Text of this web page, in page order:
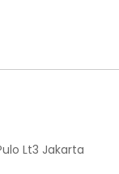
Lt3 Jakarta